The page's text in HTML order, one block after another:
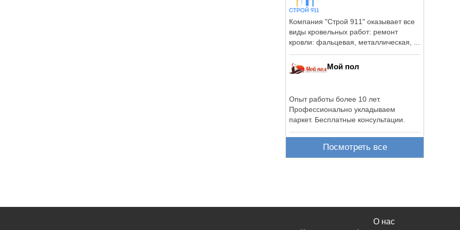
Компания "Строй 911" оказывает все
виды кровельных работ: ремонт
кровли: фальцевая, металлическая, ...
Мой пол
Опыт работы более 10 лет.
Профессионально укладываем
паркет. Бесплатные консультации.
Посмотреть все
О нас